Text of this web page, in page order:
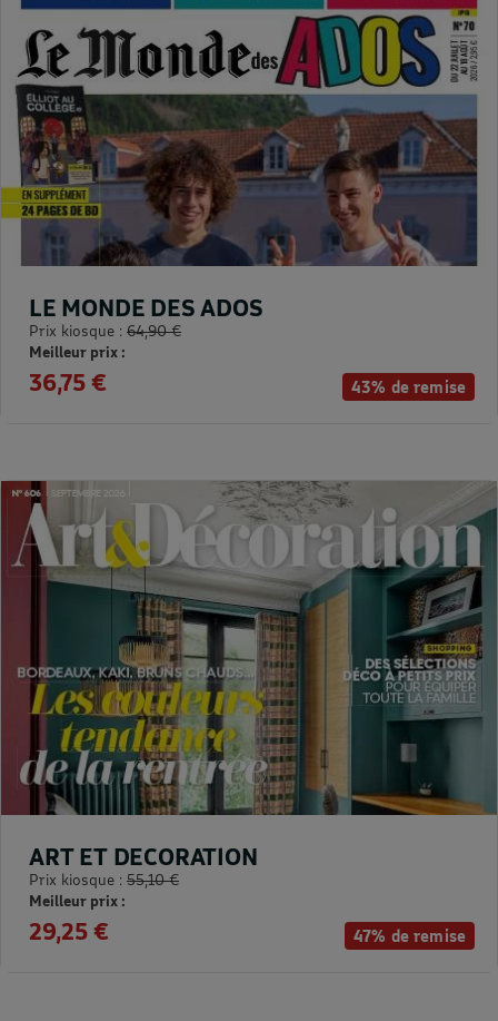
43% de remise
LE MONDE DES ADOS
Prix kiosque : 64,90 €
Meilleur prix :
36,75 €
47% de remise
ART ET DECORATION
Prix kiosque : 55,10 €
Meilleur prix :
29,25 €